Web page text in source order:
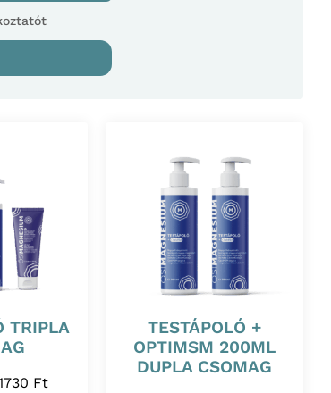
TRIPLA
Ft
TESTÁPOLÓ +
OPTIMSM 200ML
DUPLA CSOMAG